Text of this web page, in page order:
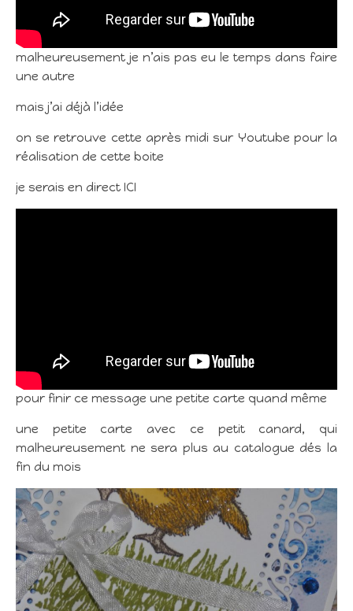
malheureusement je n’ais pas eu le temps dans faire
une autre
mais j’ai déjà l’idée
on se retrouve cette après midi sur Youtube pour la
réalisation de cette boite
je serais en direct ICI
pour finir ce message une petite carte quand même
une petite carte avec ce petit canard, qui
malheureusement ne sera plus au catalogue dés la
fin du mois